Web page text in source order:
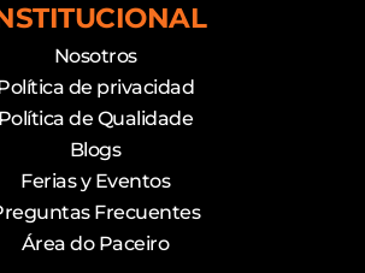
Nosotros
de privacidad
Política de Qualidade
Blogs
Ferias y Eventos
Frecuentes
Área do Paceiro